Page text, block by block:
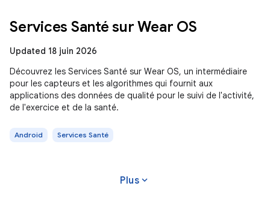
Services Santé sur Wear OS
Updated 18 juin 2026
Découvrez les Services Santé sur Wear OS, un intermédiaire
pour les capteurs et les algorithmes qui fournit aux
applications des données de qualité pour le suivi de l'activité,
de l'exercice et de la santé.
Android Services Santé
Plus expand_more